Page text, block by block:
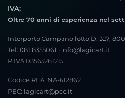
IVA;
Oltre 70 anni di esperienza nel
Interporto Campano lotto D. 327,
Tel: 081 8355061 · info@lagicart.it
P.IVA 03565261215
Codice REA: NA-612862
PEC: lagicart@pec.it